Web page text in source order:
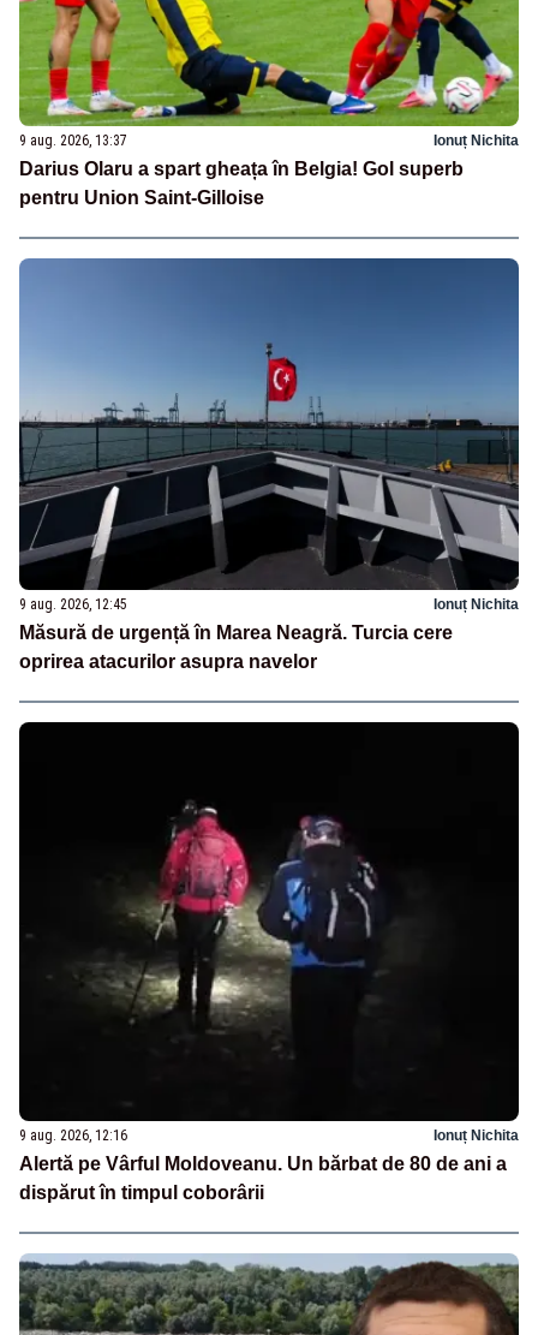
9 aug. 2026, 13:37 Ionuț Nichita
Darius Olaru a spart gheața în Belgia! Gol superb
pentru Union Saint-Gilloise
9 aug. 2026, 12:45 Ionuț Nichita
Măsură de urgență în Marea Neagră. Turcia cere
oprirea atacurilor asupra navelor
9 aug. 2026, 12:16 Ionuț Nichita
Alertă pe Vârful Moldoveanu. Un bărbat de 80 de ani a
dispărut în timpul coborârii